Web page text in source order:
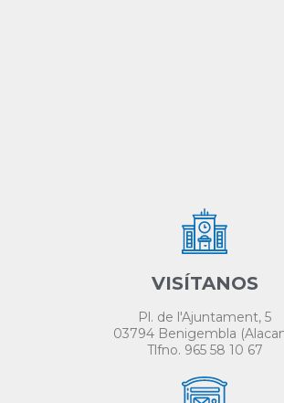
VISÍTANOS
Pl. de l'Ajuntament, 5
03794 Benigembla
Tlfno. 965 58 10 67